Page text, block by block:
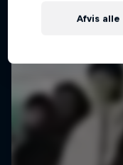
Afvis alle